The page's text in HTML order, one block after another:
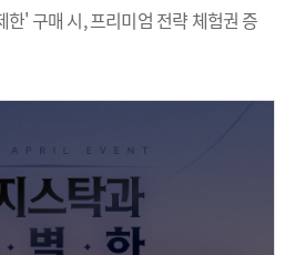
' 구매 시, 프리미엄 전략 체험권 증